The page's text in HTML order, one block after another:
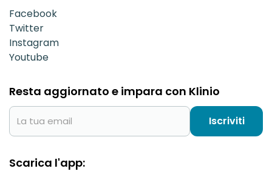
Facebook
Twitter
Instagram
Youtube
Resta aggiornato e impara con Klinio
Iscriviti
Scarica l'app: